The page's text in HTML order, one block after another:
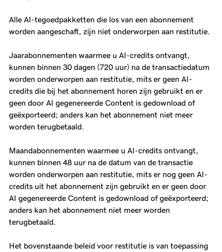
Alle AI-tegoedpakketten die los van een abonnement
worden aangeschaft, zijn niet onderworpen aan restitutie.
Jaarabonnementen waarmee u AI-credits ontvangt,
kunnen binnen 30 dagen (720 uur) na de transactiedatum
worden onderworpen aan restitutie, mits er geen AI-
credits die bij het abonnement horen zijn gebruikt en er
geen door AI gegenereerde Content is gedownload of
geëxporteerd; anders kan het abonnement niet meer
worden terugbetaald.
Maandabonnementen waarmee u AI-credits ontvangt,
kunnen binnen 48 uur na de datum van de transactie
worden onderworpen aan restitutie, mits er nog geen AI-
credits uit het abonnement zijn gebruikt en er geen door
AI gegenereerde Content is gedownload of geëxporteerd;
anders kan het abonnement niet meer worden
terugbetaald.
Het bovenstaande beleid voor restitutie is van toepassing